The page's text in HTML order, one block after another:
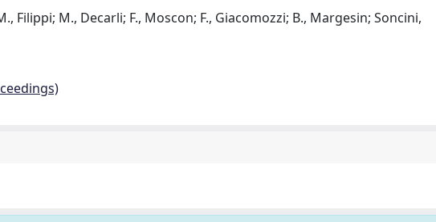
Filippi; M., Decarli; F., Moscon; F., Giacomozzi; B., Margesin; Soncini,